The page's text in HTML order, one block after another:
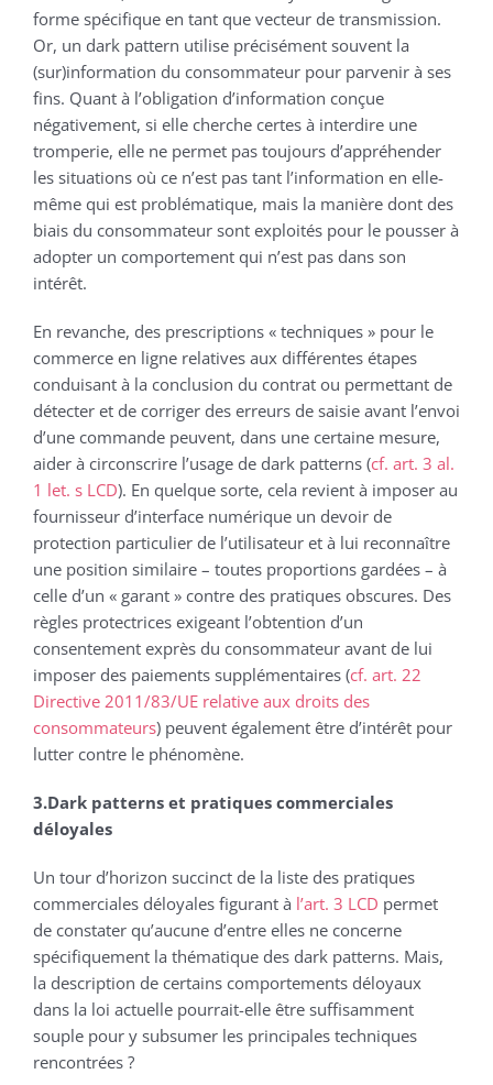
forme spécifique en tant que vecteur de transmission.
Or, un dark pattern utilise précisément souvent la
(sur)information du consommateur pour parvenir à ses
fins. Quant à l’obligation d’information conçue
négativement, si elle cherche certes à interdire une
tromperie, elle ne permet pas toujours d’appréhender
les situations où ce n’est pas tant l’information en elle-
même qui est problématique, mais la manière dont des
biais du consommateur sont exploités pour le pousser à
adopter un comportement qui n’est pas dans son
intérêt.
En revanche, des prescriptions « techniques » pour le
commerce en ligne relatives aux différentes étapes
conduisant à la conclusion du contrat ou permettant de
détecter et de corriger des erreurs de saisie avant l’envoi
d’une commande peuvent, dans une certaine mesure,
aider à circonscrire l’usage de dark patterns (cf. art. 3 al.
1 let. s LCD). En quelque sorte, cela revient à imposer au
fournisseur d’interface numérique un devoir de
protection particulier de l’utilisateur et à lui reconnaître
une position similaire – toutes proportions gardées – à
celle d’un « garant » contre des pratiques obscures. Des
règles protectrices exigeant l’obtention d’un
consentement exprès du consommateur avant de lui
imposer des paiements supplémentaires (cf. art. 22
Directive 2011/83/UE relative aux droits des
consommateurs) peuvent également être d’intérêt pour
lutter contre le phénomène.
3.Dark patterns et pratiques commerciales
déloyales
Un tour d’horizon succinct de la liste des pratiques
commerciales déloyales figurant à l’art. 3 LCD permet
de constater qu’aucune d’entre elles ne concerne
spécifiquement la thématique des dark patterns. Mais,
la description de certains comportements déloyaux
dans la loi actuelle pourrait-elle être suffisamment
souple pour y subsumer les principales techniques
rencontrées ?